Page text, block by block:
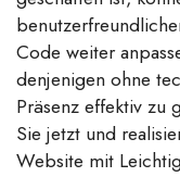
Code weiter
denjenigen ohne
Präsenz effektiv zu
Sie jetzt und
Website mit